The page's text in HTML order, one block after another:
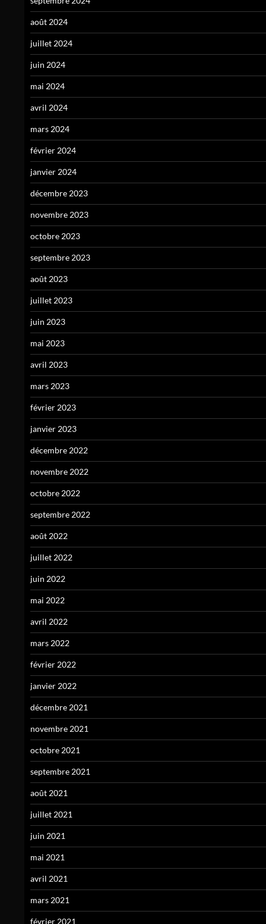
août 2024
juillet 2024
juin 2024
mai 2024
avril 2024
mars 2024
février 2024
janvier 2024
décembre 2023
novembre 2023
octobre 2023
septembre 2023
août 2023
juillet 2023
juin 2023
mai 2023
avril 2023
mars 2023
février 2023
janvier 2023
décembre 2022
novembre 2022
octobre 2022
septembre 2022
août 2022
juillet 2022
juin 2022
mai 2022
avril 2022
mars 2022
février 2022
janvier 2022
décembre 2021
novembre 2021
octobre 2021
septembre 2021
août 2021
juillet 2021
juin 2021
mai 2021
avril 2021
mars 2021
février 2021